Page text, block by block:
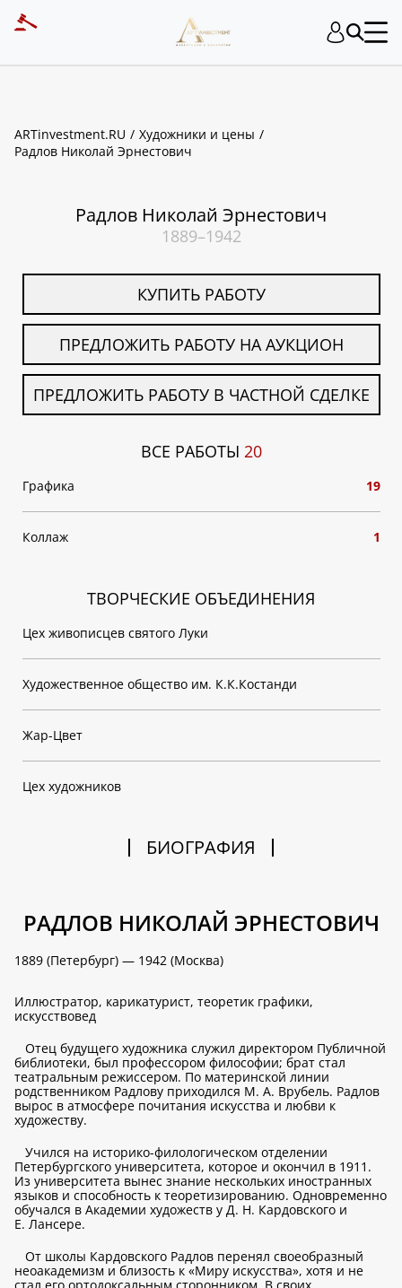
ARTinvestment.RU
Художники и цены
Радлов Николай Эрнестович
Радлов Николай Эрнестович
1889–1942
КУПИТЬ РАБОТУ
ПРЕДЛОЖИТЬ РАБОТУ НА АУКЦИОН
ПРЕДЛОЖИТЬ РАБОТУ В ЧАСТНОЙ СДЕЛКЕ
ВСЕ РАБОТЫ 20
Графика 19
Коллаж 1
ТВОРЧЕСКИЕ ОБЪЕДИНЕНИЯ
Цех живописцев святого Луки
Художественное общество им. К.К.Костанди
Жар-Цвет
Цех художников
БИОГРАФИЯ
РАДЛОВ НИКОЛАЙ ЭРНЕСТОВИЧ
1889 (Петербург) — 1942 (Москва)
Иллюстратор, карикатурист, теоретик графики,
искусствовед
Отец будущего художника служил директором Публичной
библиотеки, был профессором философии; брат стал
театральным режиссером. По материнской линии
родственником Радлову приходился М. А. Врубель. Радлов
вырос в атмосфере почитания искусства и любви к
художеству.
Учился на историко-филологическом отделении
Петербургского университета, которое и окончил в 1911.
Из университета вынес знание нескольких иностранных
языков и способность к теоретизированию. Одновременно
обучался в Академии художеств у Д. Н. Кардовского и
Е. Лансере.
От школы Кардовского Радлов перенял своеобразный
неоакадемизм и близость к «Миру искусства», хотя и не